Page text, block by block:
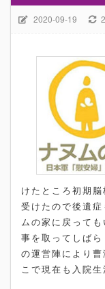
2020-09-19
けたところ初期
受けたので後遺
ムの家に戻って
事を取ってしば
の運営陣により
こで現在も入院生